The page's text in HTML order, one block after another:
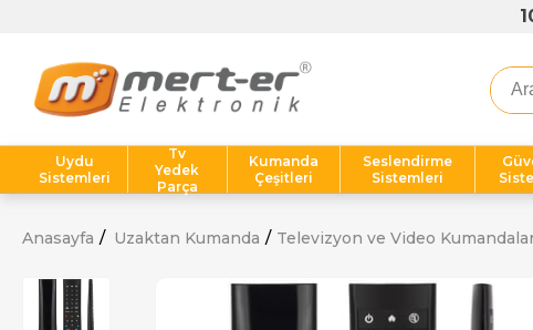
Uydu
Sistemleri
Tv
Yedek
Parça
Kumanda
Çeşitleri
Seslendirme
Sistemleri
Anasayfa Uzaktan Kumanda Televizyon ve Video